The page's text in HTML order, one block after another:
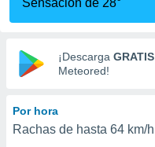
a este
las
y
digital
basada
Sensación de 28°
¡Descarga GRATIS
Meteored!
Por hora
Rachas de hasta 64 km/h